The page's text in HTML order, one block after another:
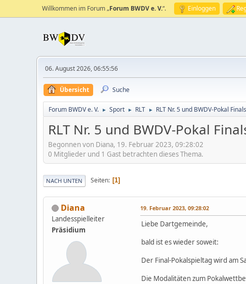
Willkommen im Forum „Forum BWDV e. V.“. Einloggen
06. August 2026, 06:55:56
Übersicht Suche
Forum BWDV e. V. ► Sport ► RLT ► RLT Nr. 5 und BWDV-Pokal
RLT Nr. 5 und BWDV-Pokal
Begonnen von Diana, 19. Februar 2023, 09:28:02
0 Mitglieder und 1 Gast betrachten dieses Thema.
NACH UNTEN Seiten 1
Diana
Landesspielleiter
Präsidium
19. Februar 2023, 09:28:02
Liebe Dartgemeinde,
bald ist es wieder soweit:
Der Final-Pokalspieltag wird am
Die Modalitäten zum